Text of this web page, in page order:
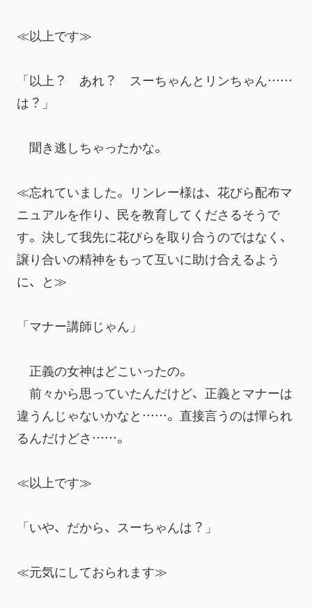
≪以上です≫
「以上？　あれ？　スーちゃんとリンちゃん……
は？」
聞き逃しちゃったかな。
≪忘れていました。リンレー様は、花びら配布マ
ニュアルを作り、民を教育してくださるそうで
す。決して我先に花びらを取り合うのではなく、
譲り合いの精神をもって互いに助け合えるよう
に、と≫
「マナー講師じゃん」
正義の女神はどこいったの。
前々から思っていたんだけど、正義とマナーは
違うんじゃないかなと……。直接言うのは憚られ
るんだけどさ……。
≪以上です≫
「いや、だから、スーちゃんは？」
≪元気にしておられます≫